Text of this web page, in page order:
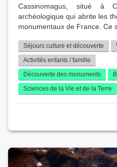
Cassinomagus, situé à
archéologique qui abrite les
monumentaux de France. Ce
Séjours culture et découverte
Activités enfants / famille
Découverte des monuments
Sciences de la Vie et de la Terre